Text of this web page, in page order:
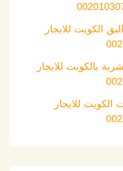
الكويت للايجار
بالكويت للايجار
للايجار